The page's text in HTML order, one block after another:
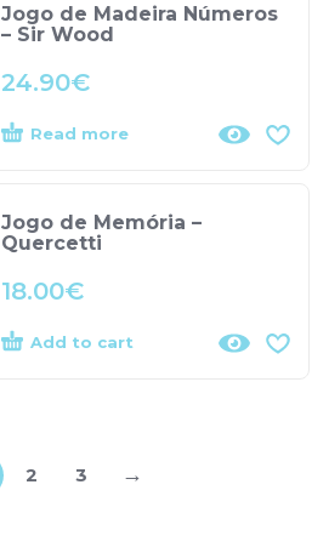
Jogo de Madeira Números
– Sir Wood
24.90€
Read more
Jogo de Memória –
Quercetti
18.00€
Add to cart
2 3 →